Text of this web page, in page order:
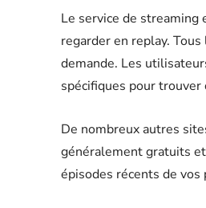
Le service de streaming
regarder en replay.
demande. Les
spécifiques pour trouver
De nombreux autres
généralement gratuits
épisodes récents de vos